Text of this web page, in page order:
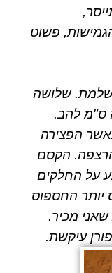
פשוט
שלמת. שלושה
ס"מ להב.
הפצירה
הקסם
על החלקים
החספוס
שאני מכיר.
עיקשת.